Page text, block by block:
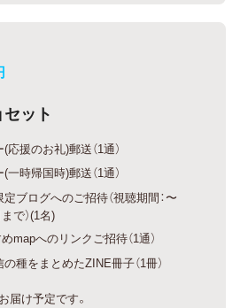
セット
援のお礼)郵送（1通）
時帰国時)郵送（1通）
ブログへのご招待（視聴期間：〜
で）(1名)
mapへのリンクご招待（1通）
種をまとめたZINE冊子（1冊）
届け予定です。